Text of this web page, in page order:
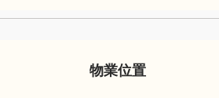
物業位置